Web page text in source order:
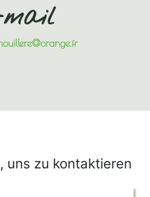
uns zu kontaktieren